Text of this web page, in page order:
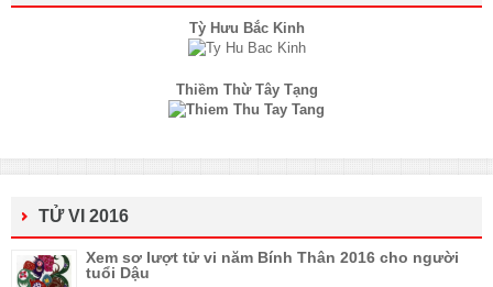
Tỳ Hưu Bắc Kinh
Thiềm Thừ Tây Tạng
TỬ VI 2016
Xem sơ lượt tử vi năm Bính Thân 2016 cho người
tuổi Dậu